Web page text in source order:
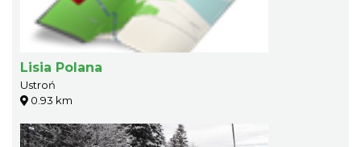
Lisia Polana
Ustroń
0.93 km